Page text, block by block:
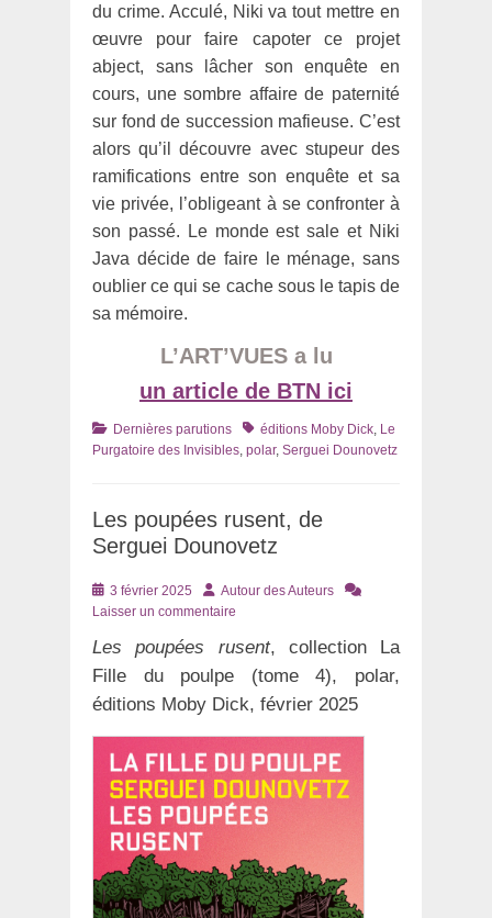
du crime. Acculé, Niki va tout mettre en
œuvre pour faire capoter ce projet
abject, sans lâcher son enquête en
cours, une sombre affaire de paternité
sur fond de succession mafieuse. C’est
alors qu’il découvre avec stupeur des
ramifications entre son enquête et sa
vie privée, l’obligeant à se confronter à
son passé. Le monde est sale et Niki
Java décide de faire le ménage, sans
oublier ce qui se cache sous le tapis de
sa mémoire.
L’ART’VUES a lu
un article de BTN ici
Catégories
Dernières parutions Tagséditions Moby Dick Le
Purgatoire des Invisibles polar, Serguei Dounovetz
Les poupées rusent, de
Serguei Dounovetz
Posté
le
3 février 2025 AuteurAutour des Auteurs
Laisser un commentaire
Les poupées rusent, collection La
Fille du poulpe (tome 4), polar,
éditions Moby Dick, février 2025